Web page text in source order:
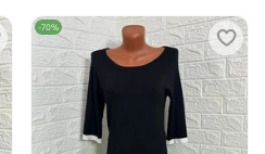
-70%